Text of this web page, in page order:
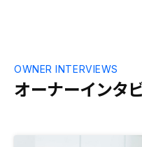
オーナーインタ
OWNER INTERVIEWS